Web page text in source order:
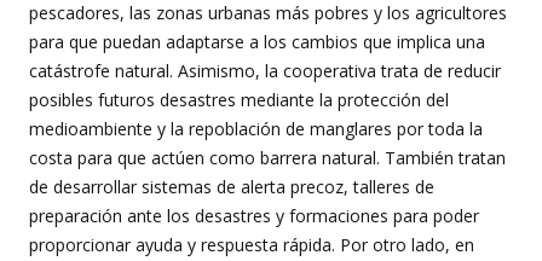
pescadores, las zonas urbanas más pobres y los agricultores
para que puedan adaptarse a los cambios que implica una
catástrofe natural. Asimismo, la cooperativa trata de reducir
posibles futuros desastres mediante la protección del
medioambiente y la repoblación de manglares por toda la
costa para que actúen como barrera natural. También tratan
de desarrollar sistemas de alerta precoz, talleres de
preparación ante los desastres y formaciones para poder
proporcionar ayuda y respuesta rápida. Por otro lado, en